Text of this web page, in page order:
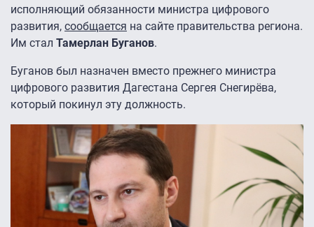
исполняющий обязанности министра цифрового
развития, сообщается на сайте правительства региона.
Им стал Тамерлан Буганов.
Буганов был назначен вместо прежнего министра
цифрового развития Дагестана Сергея Снегирёва,
который покинул эту должность.